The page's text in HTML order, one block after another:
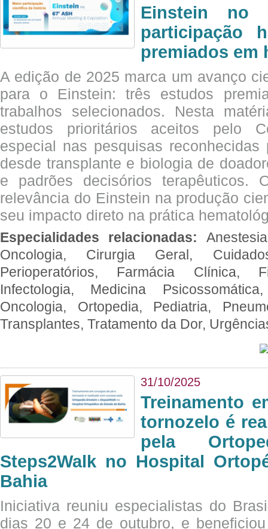
Einstein no
participação
premiados em
A edição de 2025 marca um avanço
para o Einstein: três estudos
trabalhos selecionados. Nesta
estudos prioritários aceitos pelo
especial nas pesquisas
desde transplante e biologia de
e padrões decisórios terapêuticos.
relevância do Einstein na produção
seu impacto direto na prática
Especialidades relacionadas:
Oncologia, Cirurgia Geral,
Perioperatórios, Farmácia Clínica,
Infectologia, Medicina
Oncologia, Ortopedia, Pediatria,
Transplantes, Tratamento da Dor,
31/10/2025
Treinamento
tornozelo é
pela
Steps2Walk no Hospital
Bahia
Iniciativa reuniu especialistas do
dias 20 e 24 de outubro, e